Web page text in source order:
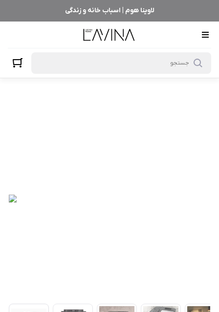
لاوینا هوم | اسباب خانه و زندگی